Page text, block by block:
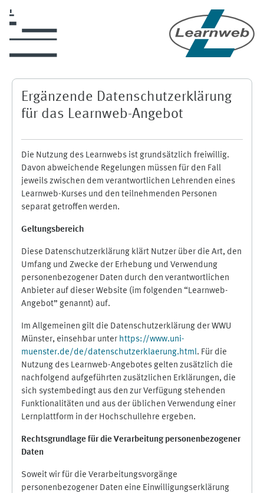
Ergänzende Datenschutzerklärung
für das Learnweb-Angebot
Die Nutzung des Learnwebs ist grundsätzlich freiwillig.
Davon abweichende Regelungen müssen für den Fall
jeweils zwischen dem verantwortlichen Lehrenden eines
Learnweb-Kurses und den teilnehmenden Personen
separat getroffen werden.
Geltungsbereich
Diese Datenschutzerklärung klärt Nutzer über die Art, den
Umfang und Zwecke der Erhebung und Verwendung
personenbezogener Daten durch den verantwortlichen
Anbieter auf dieser Website (im folgenden “Learnweb-
Angebot” genannt) auf.
Im Allgemeinen gilt die Datenschutzerklärung der WWU
Münster, einsehbar unter https://www.uni-
muenster.de/de/datenschutzerklaerung.html. Für die
Nutzung des Learnweb-Angebotes gelten zusätzlich die
nachfolgend aufgeführten zusätzlichen Erklärungen, die
sich systembedingt aus den zur Verfügung stehenden
Funktionalitäten und aus der üblichen Verwendung einer
Lernplattform in der Hochschullehre ergeben.
Rechtsgrundlage für die Verarbeitung personenbezogener
Daten
Soweit wir für die Verarbeitungsvorgänge
personenbezogener Daten eine Einwilligungserklärung